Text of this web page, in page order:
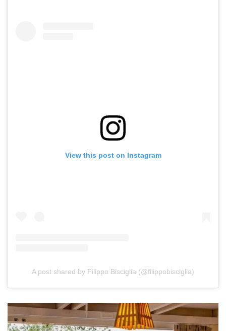
View this post on Instagram
A post shared by Filippo Bisciglia (@filippobisciglia)